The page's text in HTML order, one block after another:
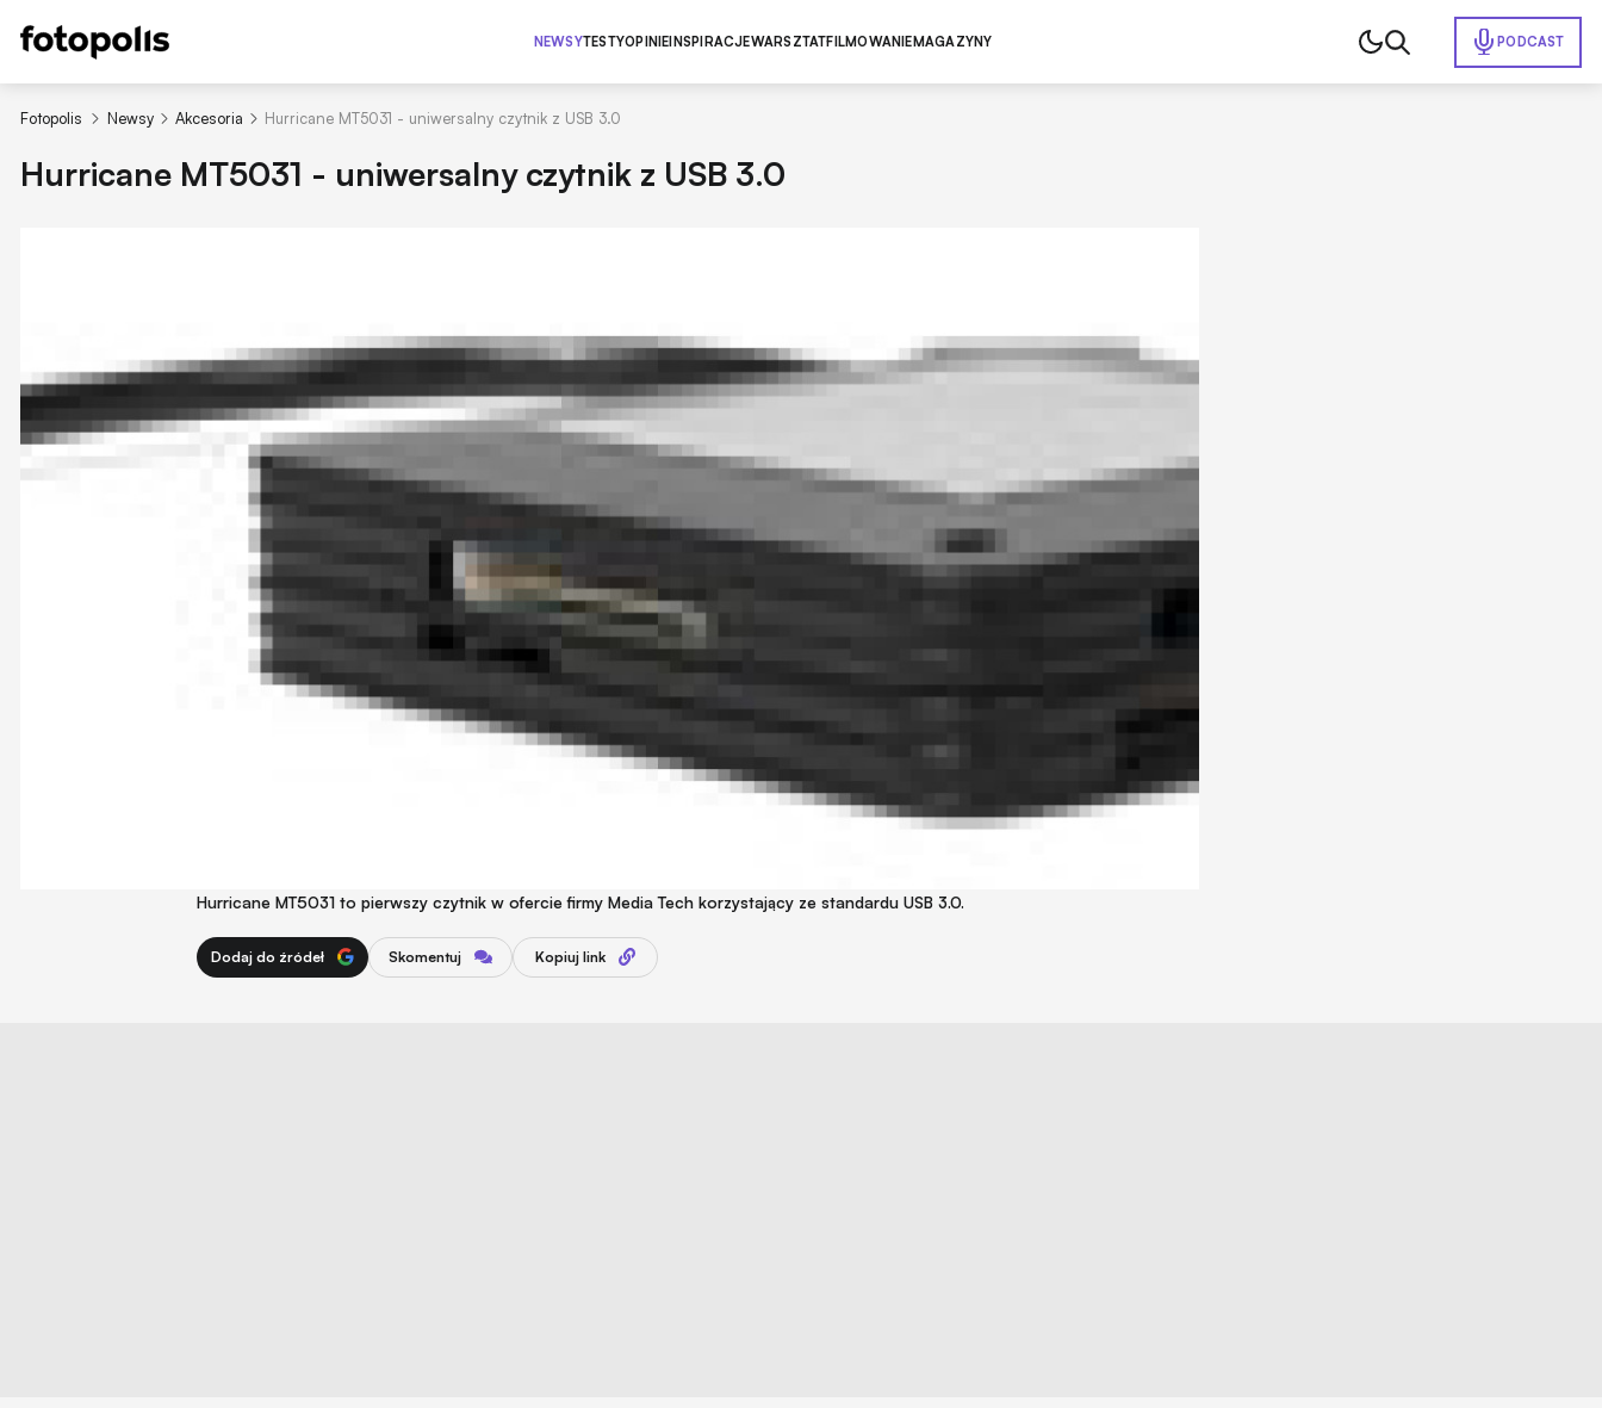
NEWSYTESTYOPINIEINSPIRACJEWARSZTATFILMOWANIEMAGAZYNY PODCAST
Fotopolis Newsy Akcesoria Hurricane MT5031 - uniwersalny czytnik z USB 3.0
Hurricane MT5031 - uniwersalny czytnik z USB 3.0
Hurricane MT5031 to pierwszy czytnik w ofercie firmy Media Tech korzystający ze standardu USB 3.0.
Dodaj do źródeł Skomentuj Kopiuj link